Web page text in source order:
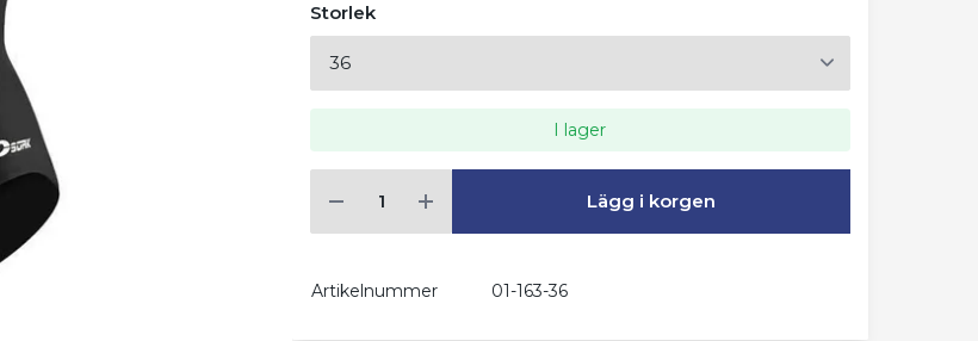
Storlek
I lager
Lägg i korgen
Artikelnummer 01-163-36